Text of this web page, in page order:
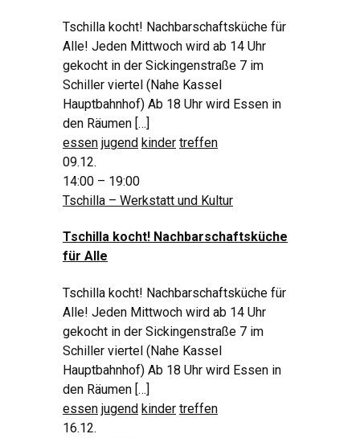
Tschilla kocht! Nachbarschaftsküche für
Alle! Jeden Mittwoch wird ab 14 Uhr
gekocht in der Sickingenstraße 7 im
Schiller viertel (Nahe Kassel
Hauptbahnhof) Ab 18 Uhr wird Essen in
den Räumen […]
essen jugend kinder treffen
09.12.
14:00 – 19:00
Tschilla – Werkstatt und Kultur
Tschilla kocht! Nachbarschaftsküche
für Alle
Tschilla kocht! Nachbarschaftsküche für
Alle! Jeden Mittwoch wird ab 14 Uhr
gekocht in der Sickingenstraße 7 im
Schiller viertel (Nahe Kassel
Hauptbahnhof) Ab 18 Uhr wird Essen in
den Räumen […]
essen jugend kinder treffen
16.12.